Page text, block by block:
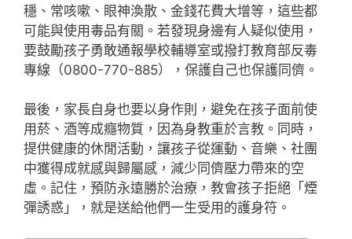
穩、常咳嗽、眼神渙散、金錢花費大增等，這些都
可能與使用毒品有關。若發現身邊有人疑似使用，
要鼓勵孩子勇敢通報學校輔導室或撥打教育部反毒
專線（0800-770-885），保護自己也保護同儕。
最後，家長自身也要以身作則，避免在孩子面前使
用菸、酒等成癮物質，因為身教重於言教。同時，
提供健康的休閒活動，讓孩子從運動、音樂、社團
中獲得成就感與歸屬感，減少同儕壓力帶來的空
虛。記住，預防永遠勝於治療，教會孩子拒絕「煙
彈誘惑」，就是送給他們一生受用的護身符。